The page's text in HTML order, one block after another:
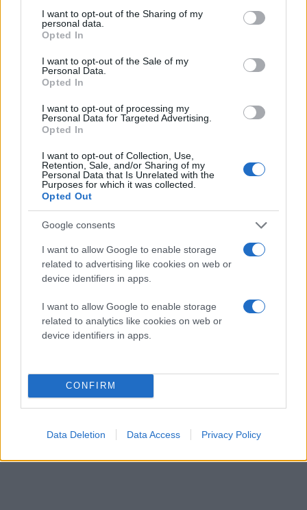
not limited to your visit or usage behaviour. You may click to
grant or deny consent to Google and its third-party tags to
use your data for below specified purposes in below Google
consent section.
I want to opt-out of the Sharing of my
personal data.
Opted In
I want to opt-out of the Sale of my
Personal Data.
Opted In
I want to opt-out of processing my
Personal Data for Targeted Advertising.
Opted In
I want to opt-out of Collection, Use,
Retention, Sale, and/or Sharing of my
Personal Data that Is Unrelated with the
Purposes for which it was collected.
Opted Out
Google consents
I want to allow Google to enable storage
related to advertising like cookies on web or
device identifiers in apps.
I want to allow Google to enable storage
related to analytics like cookies on web or
device identifiers in apps.
CONFIRM
Data Deletion Data Access Privacy Policy
θεσπιστεί εδώ και πολλά χρόνια.
που θα συζητηθούν αλλά από αυτά που έχουν
διαρρεύσει κάποιες από τις προτάσεις θα αφορούν την
παροχή μεγαλύτερου ελέγχου στις κυβερνήσεις για
την πρόσβαση στο Internet καθώς και τη φορολόγηση
του διαδικτυακής κίνησης.
Η πιθανότητα να περάσουν οι εν λόγω προτάσεις είναι
αμφισβητήσιμη, ωστόσο δύο ομάδες ιντερνετικών
ακτιβιστών, οι Fight for the Future και Access, έχουν
ενώσει τις δυνάμεις τους σε μια νέα καμπάνια με
σκοπό να ξεσηκώσουν όλους τους χρήστες του
Διαδικτύου να εναντιωθούν στην απειλή της
ελευθερίας και της ανοιχτής φύσης του τελευταίου.
Μια ιδέα από την καμπάνια τους μπορείτε να πάρετε
μέσω του παρακάτω video: